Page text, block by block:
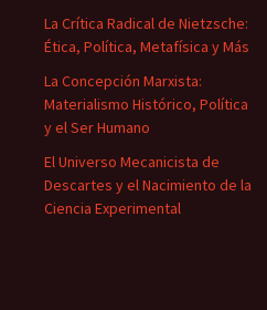
La Crítica Radical de Nietzsche:
Ética, Política, Metafísica y Más
La Concepción Marxista:
Materialismo Histórico, Política
y el Ser Humano
El Universo Mecanicista de
Descartes y el Nacimiento de la
Ciencia Experimental